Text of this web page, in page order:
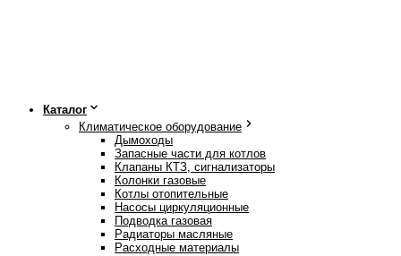
Каталог
Климатическое оборудование
Дымоходы
Запасные части для котлов
Клапаны КТЗ, сигнализаторы
Колонки газовые
Котлы отопительные
Насосы циркуляционные
Подводка газовая
Радиаторы масляные
Расходные материалы